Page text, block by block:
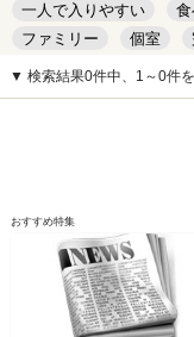
一人で入りやすい
ファミリー
個室
キッズルーム
安い
▼ 検索結果0件中、1～0件を
おすすめ特集